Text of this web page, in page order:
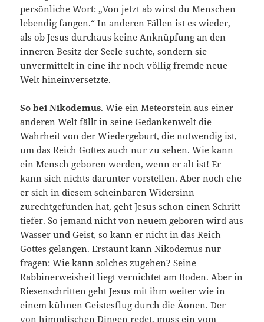
persönliche Wort: „Von jetzt ab wirst du Menschen
lebendig fangen.“ In anderen Fällen ist es wieder,
als ob Jesus durchaus keine Anknüpfung an den
inneren Besitz der Seele suchte, sondern sie
unvermittelt in eine ihr noch völlig fremde neue
Welt hineinversetzte.
So bei Nikodemus. Wie ein Meteorstein aus einer
anderen Welt fällt in seine Gedankenwelt die
Wahrheit von der Wiedergeburt, die notwendig ist,
um das Reich Gottes auch nur zu sehen. Wie kann
ein Mensch geboren werden, wenn er alt ist! Er
kann sich nichts darunter vorstellen. Aber noch ehe
er sich in diesem scheinbaren Widersinn
zurechtgefunden hat, geht Jesus schon einen Schritt
tiefer. So jemand nicht von neuem geboren wird aus
Wasser und Geist, so kann er nicht in das Reich
Gottes gelangen. Erstaunt kann Nikodemus nur
fragen: Wie kann solches zugehen? Seine
Rabbinerweisheit liegt vernichtet am Boden. Aber in
Riesenschritten geht Jesus mit ihm weiter wie in
einem kühnen Geistesflug durch die Äonen. Der
von himmlischen Dingen redet, muss ein vom